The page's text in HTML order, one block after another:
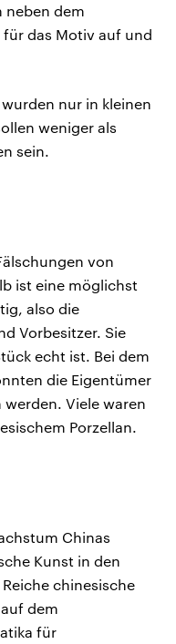
neben dem
das Motiv auf und
nur in kleinen
weniger als
sein.
von
ist eine möglichst
also die
Vorbesitzer. Sie
echt ist. Bei dem
die Eigentümer
Viele waren
Porzellan.
Chinas
Kunst in den
chinesische
dem
für